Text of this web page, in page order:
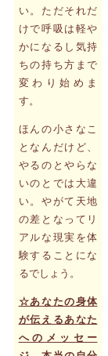
い。ただそれだ
けで呼吸は軽や
かになるし気持
ちの持ち方まで
変わり始めま
す。
ほんの小さなこ
となんだけど、
やるのとやらな
いのとでは大違
い。やがて天地
の差となってリ
アルな現実を体
験することにな
るでしょう。
☆あなたの身体
が伝えるあなた
へのメッセー